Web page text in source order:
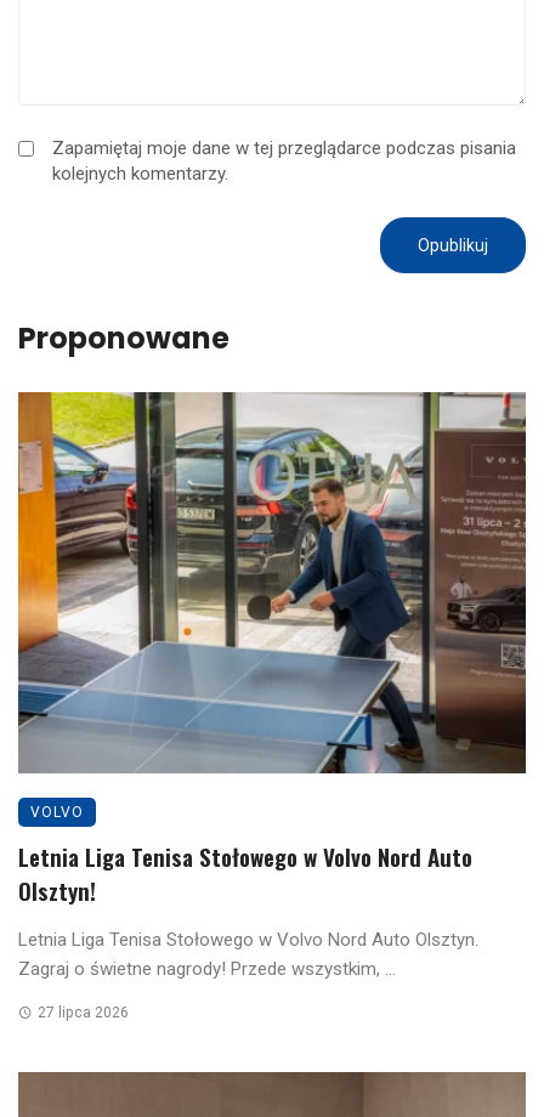
Zapamiętaj moje dane w tej przeglądarce podczas pisania
kolejnych komentarzy.
Proponowane
VOLVO
Letnia Liga Tenisa Stołowego w Volvo Nord Auto
Olsztyn!
Letnia Liga Tenisa Stołowego w Volvo Nord Auto Olsztyn.
Zagraj o świetne nagrody! Przede wszystkim, ...
27 lipca 2026